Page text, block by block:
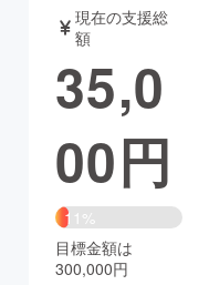
音楽
ゲーム・
書籍・雑誌
チャレンジ
現在の支援総
額
35,0
00円
11%
目標金額は
300,000円